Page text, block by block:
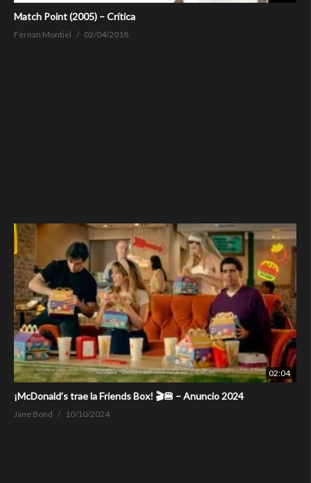
Match Point (2005) – Crítica
Fernan Montiel 02/04/2018
02:04
¡McDonald’s trae la Friends Box! 🎬🍔 – Anuncio 2024
Jane Bond 10/10/2024